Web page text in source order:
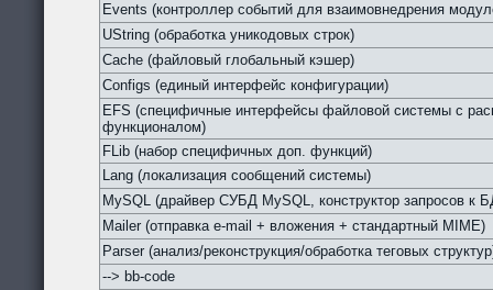
Events (контроллер событий для взаимовнедрения
UString (обработка уникодовых строк)
Cache (файловый глобальный кэшер)
Configs (единый интерфейс конфигурации)
EFS (специфичные интерфейсы файловой системы с
функционалом)
FLib (набор специфичных доп. функций)
Lang (локализация сообщений системы)
MySQL (драйвер СУБД MySQL, конструктор запросов к
Mailer (отправка e-mail + вложения + стандартный MIME)
Parser (анализ/реконструкция/обработка теговых
--> bb-code